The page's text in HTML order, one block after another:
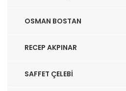
OSMAN BOSTAN
RECEP AKPINAR
SAFFET ÇELEBI